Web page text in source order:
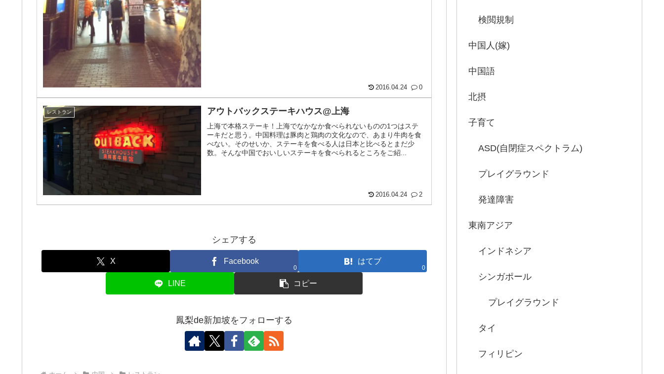
2016.04.24 0
レストラン アウトバックステーキハウス@上海
上海で本格ステーキ！上海でなかなか食べられないものの1つはステ
ーキだと思う。中国料理は豚肉と鶏肉の文化なので、あまり牛肉を食
べない。そのせいか、ステーキを食べる人は日本と比べるとまだ少
数。そんな中国でおいしいステーキを食べられるところをご紹...
2016.04.24 2
シェアする
X Facebook
0
はてブ
0
LINE コピー
鳳梨de新加坡をフォローする
検閲規制
中国人(嫁)
中国語
北摂
子育て
ASD(自閉症スペクトラム)
プレイグラウンド
発達障害
東南アジア
インドネシア
シンガポール
プレイグラウンド
タイ
フィリピン